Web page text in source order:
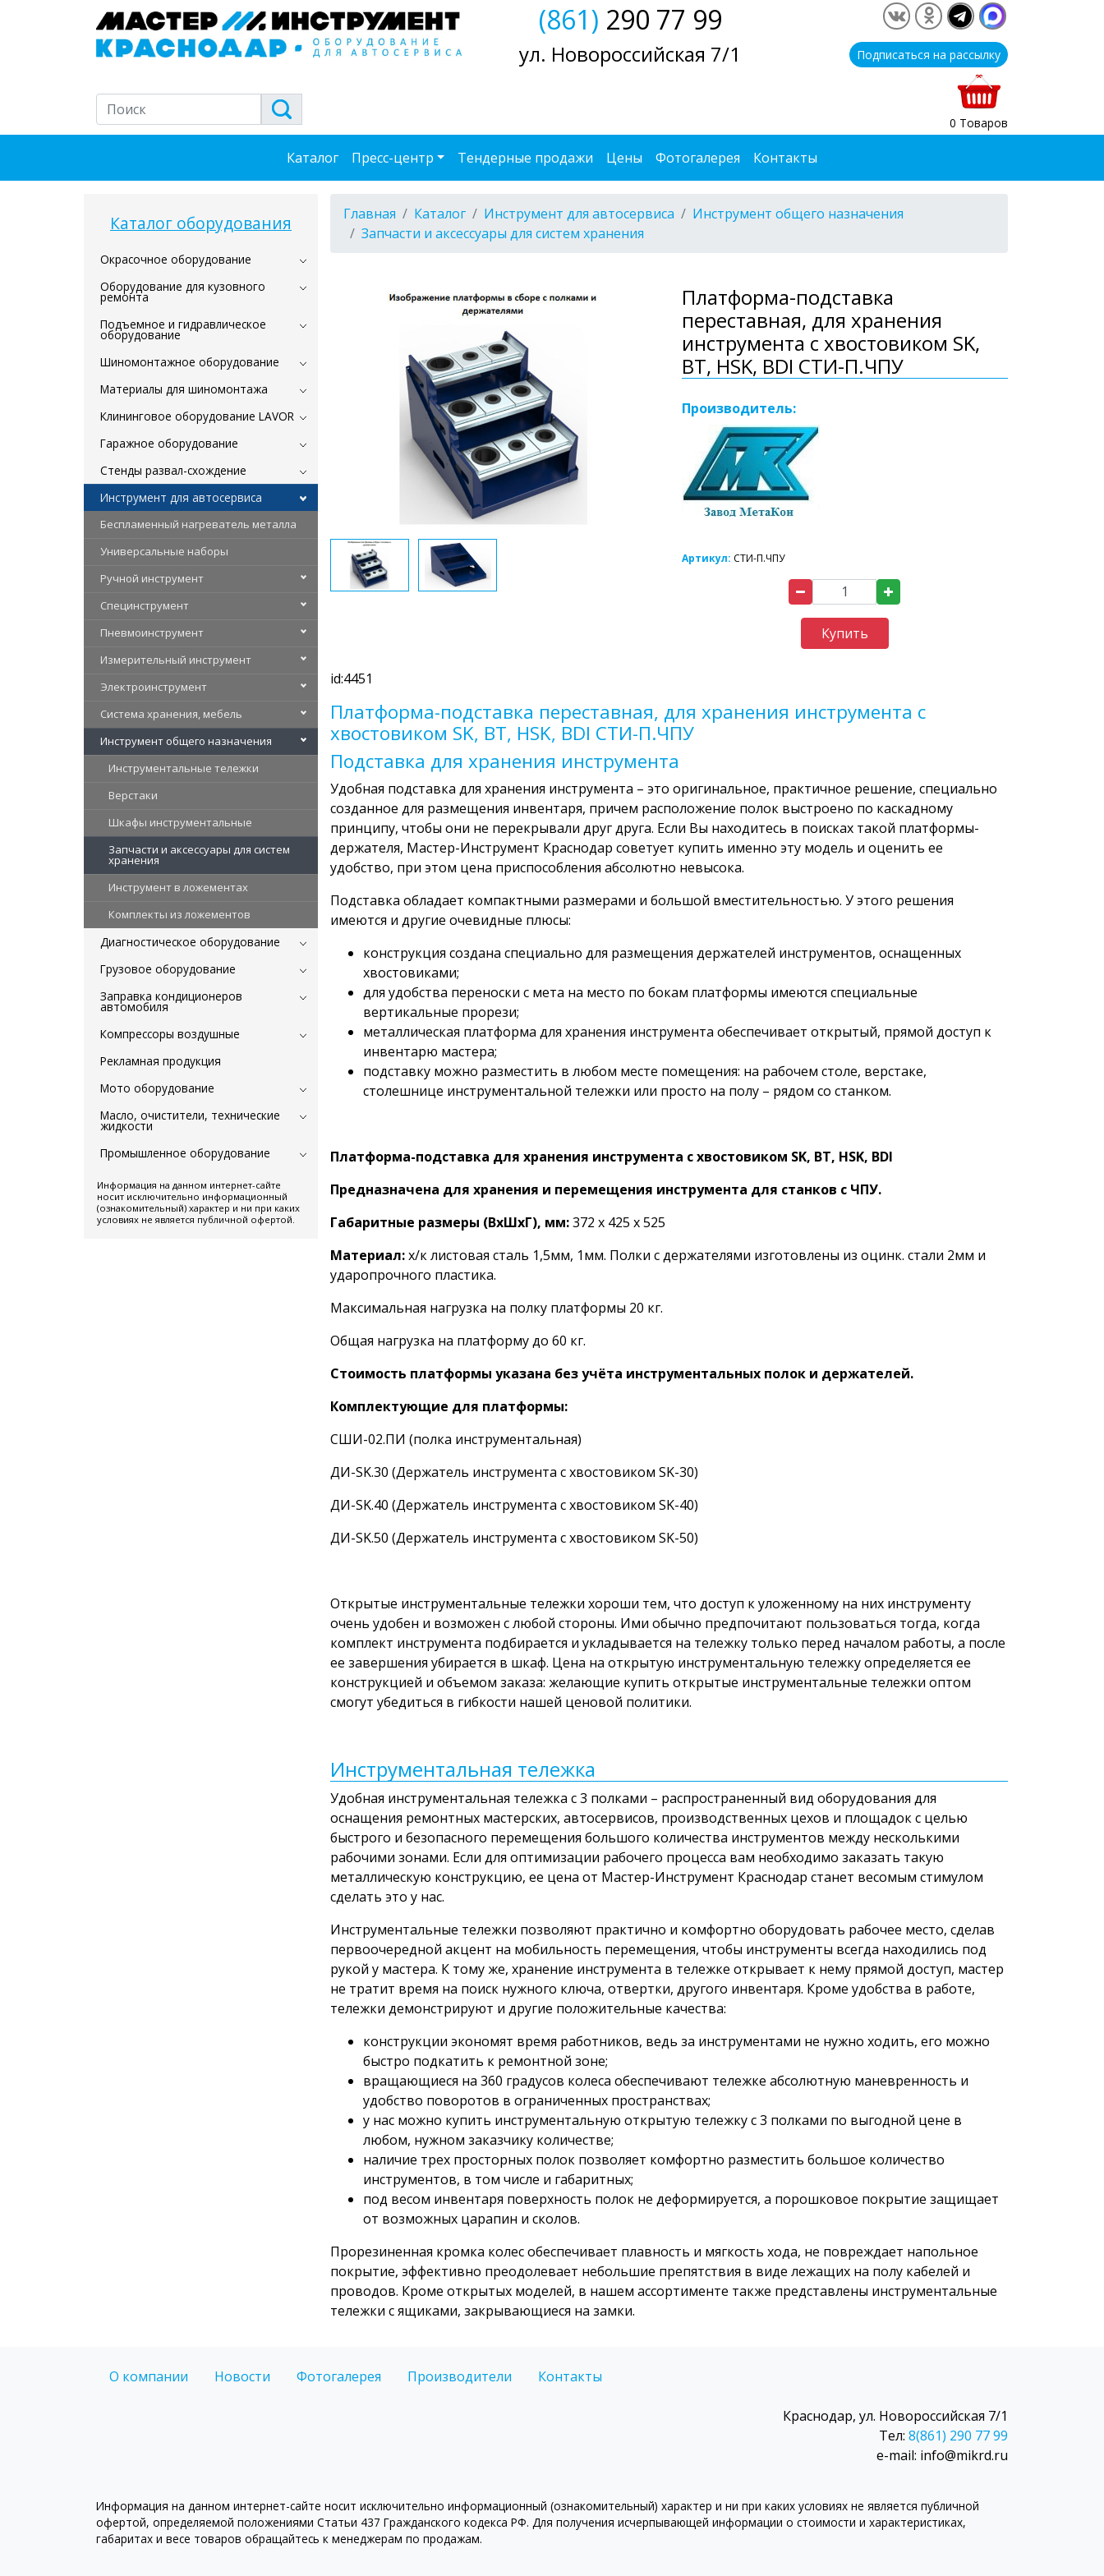
(861) 290 77 99
ул. Новороссийская 7/1 Подписаться на рассылку
0 Товаров
Каталог Пресс-центр Тендерные продажи Цены Фотогалерея Контакты
Каталог оборудования
Окрасочное оборудование
Оборудование для кузовного
ремонта
Подъемное и гидравлическое
оборудование
Шиномонтажное оборудование
Материалы для шиномонтажа
Клининговое оборудование LAVOR
Гаражное оборудование
Стенды развал-схождение
Инструмент для автосервиса
Беспламенный нагреватель металла
Универсальные наборы
Ручной инструмент
Специнструмент
Пневмоинструмент
Измерительный инструмент
Электроинструмент
Система хранения, мебель
Инструмент общего назначения
Инструментальные тележки
Верстаки
Шкафы инструментальные
Запчасти и аксессуары для систем
хранения
Инструмент в ложементах
Комплекты из ложементов
Диагностическое оборудование
Грузовое оборудование
Заправка кондиционеров
автомобиля
Компрессоры воздушные
Рекламная продукция
Мото оборудование
Масло, очистители, технические
жидкости
Промышленное оборудование
Информация на данном интернет-сайте
носит исключительно информационный
(ознакомительный) характер и ни при каких
условиях не является публичной офертой.
Главная Каталог Инструмент для автосервиса
Инструмент общего назначения
Запчасти и аксессуары для систем хранения
Платформа-подставка
переставная, для хранения
инструмента с хвостовиком SK,
BT, HSK, BDI СТИ-П.ЧПУ
Производитель:
Артикул: СТИ-П.ЧПУ
Купить
id:4451
Платформа-подставка переставная, для хранения инструмента с
хвостовиком SK, BT, HSK, BDI СТИ-П.ЧПУ
Подставка для хранения инструмента
Удобная подставка для хранения инструмента – это оригинальное, практичное решение, специально
созданное для размещения инвентаря, причем расположение полок выстроено по каскадному
принципу, чтобы они не перекрывали друг друга. Если Вы находитесь в поисках такой платформы-
держателя, Мастер-Инструмент Краснодар советует купить именно эту модель и оценить ее
удобство, при этом цена приспособления абсолютно невысока.
Подставка обладает компактными размерами и большой вместительностью. У этого решения
имеются и другие очевидные плюсы:
конструкция создана специально для размещения держателей инструментов, оснащенных
хвостовиками;
для удобства переноски с мета на место по бокам платформы имеются специальные
вертикальные прорези;
металлическая платформа для хранения инструмента обеспечивает открытый, прямой доступ к
инвентарю мастера;
подставку можно разместить в любом месте помещения: на рабочем столе, верстаке,
столешнице инструментальной тележки или просто на полу – рядом со станком.
Платформа-подставка для хранения инструмента с хвостовиком SK, BT, HSK, BDI
Предназначена для хранения и перемещения инструмента для станков с ЧПУ.
Габаритные размеры (ВхШхГ), мм:372 х 425 х 525
Материал:х/к листовая сталь 1,5мм, 1мм. Полки с держателями изготовлены из оцинк. стали 2мм и
ударопрочного пластика.
Максимальная нагрузка на полку платформы 20 кг.
Общая нагрузка на платформу до 60 кг.
Стоимость платформы указана без учёта инструментальных полок и держателей.
Комплектующие для платформы:
СШИ-02.ПИ (полка инструментальная)
ДИ-SK.30 (Держатель инструмента с хвостовиком SK-30)
ДИ-SK.40 (Держатель инструмента с хвостовиком SK-40)
ДИ-SK.50 (Держатель инструмента с хвостовиком SK-50)
Открытые инструментальные тележки хороши тем, что доступ к уложенному на них инструменту
очень удобен и возможен с любой стороны. Ими обычно предпочитают пользоваться тогда, когда
комплект инструмента подбирается и укладывается на тележку только перед началом работы, а после
ее завершения убирается в шкаф. Цена на открытую инструментальную тележку определяется ее
конструкцией и объемом заказа: желающие купить открытые инструментальные тележки оптом
смогут убедиться в гибкости нашей ценовой политики.
Инструментальная тележка
Удобная инструментальная тележка с 3 полками – распространенный вид оборудования для
оснащения ремонтных мастерских, автосервисов, производственных цехов и площадок с целью
быстрого и безопасного перемещения большого количества инструментов между несколькими
рабочими зонами. Если для оптимизации рабочего процесса вам необходимо заказать такую
металлическую конструкцию, ее цена от Мастер-Инструмент Краснодар станет весомым стимулом
сделать это у нас.
Инструментальные тележки позволяют практично и комфортно оборудовать рабочее место, сделав
первоочередной акцент на мобильность перемещения, чтобы инструменты всегда находились под
рукой у мастера. К тому же, хранение инструмента в тележке открывает к нему прямой доступ, мастер
не тратит время на поиск нужного ключа, отвертки, другого инвентаря. Кроме удобства в работе,
тележки демонстрируют и другие положительные качества:
конструкции экономят время работников, ведь за инструментами не нужно ходить, его можно
быстро подкатить к ремонтной зоне;
вращающиеся на 360 градусов колеса обеспечивают тележке абсолютную маневренность и
удобство поворотов в ограниченных пространствах;
у нас можно купить инструментальную открытую тележку с 3 полками по выгодной цене в
любом, нужном заказчику количестве;
наличие трех просторных полок позволяет комфортно разместить большое количество
инструментов, в том числе и габаритных;
под весом инвентаря поверхность полок не деформируется, а порошковое покрытие защищает
от возможных царапин и сколов.
Прорезиненная кромка колес обеспечивает плавность и мягкость хода, не повреждает напольное
покрытие, эффективно преодолевает небольшие препятствия в виде лежащих на полу кабелей и
проводов. Кроме открытых моделей, в нашем ассортименте также представлены инструментальные
тележки с ящиками, закрывающиеся на замки.
О компании Новости Фотогалерея Производители Контакты
Краснодар, ул. Новороссийская 7/1
Тел: 8(861) 290 77 99
e-mail: info@mikrd.ru
Информация на данном интернет-сайте носит исключительно информационный (ознакомительный) характер и ни при каких условиях не является публичной
офертой, определяемой положениями Статьи 437 Гражданского кодекса РФ. Для получения исчерпывающей информации о стоимости и характеристиках,
габаритах и весе товаров обращайтесь к менеджерам по продажам.